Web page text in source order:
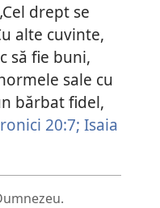
drept se
alte cuvinte,
să fie buni,
sale cu
bărbat fidel,
20:7; Isaia